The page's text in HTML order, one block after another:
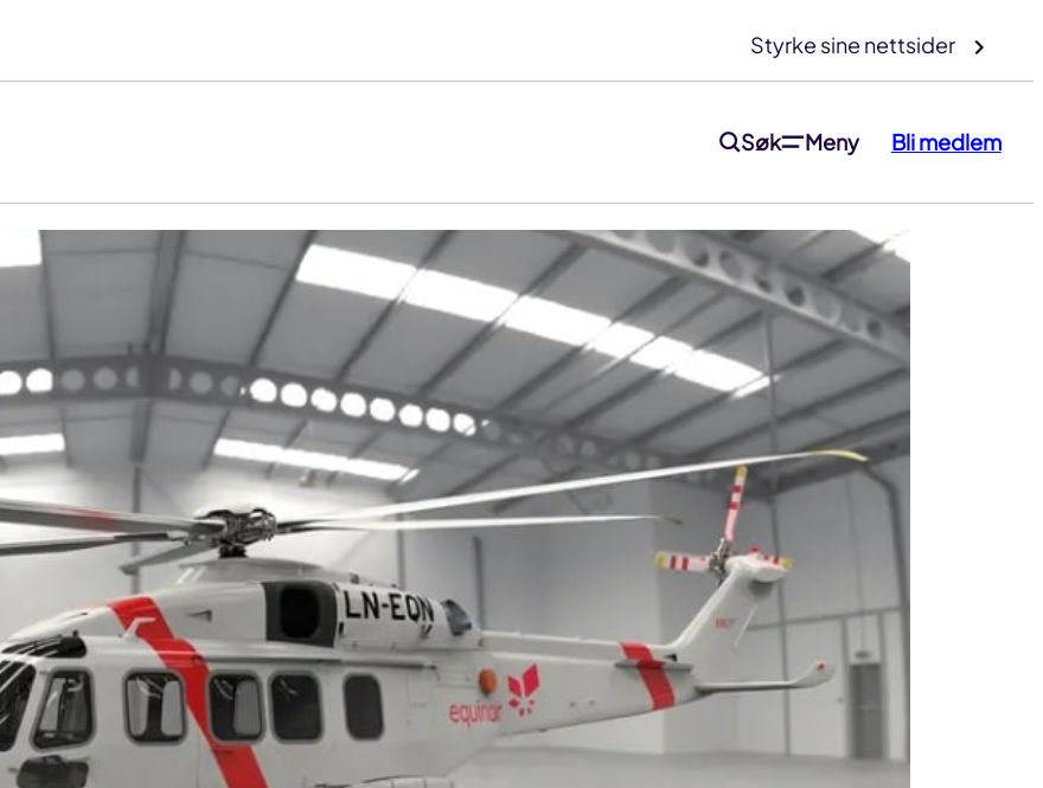
Styrke sine nettsider
Søk Meny Bli medlem